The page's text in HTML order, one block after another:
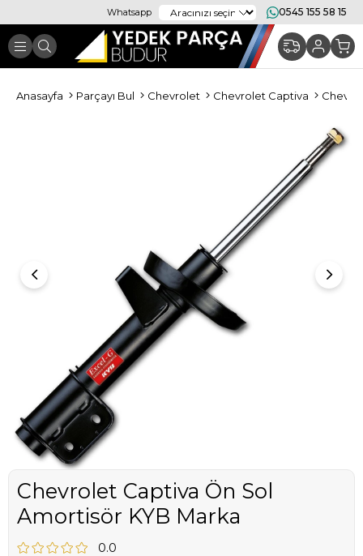
Whatsapp 0545 155 58 15
Anasayfa Parçayı Bul Chevrolet Chevrolet Captiva
Chevrolet Captiva Ön Sol
Amortisör KYB Marka
0.0